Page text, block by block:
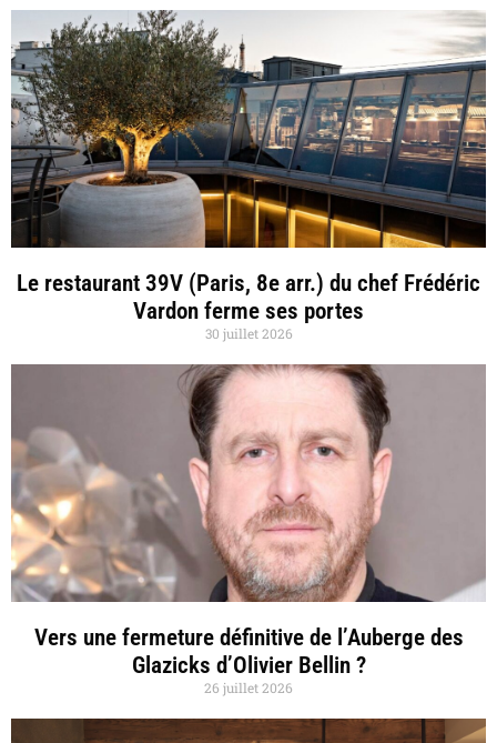
Le restaurant 39V (Paris, 8e arr.) du chef Frédéric
Vardon ferme ses portes
30 juillet 2026
Vers une fermeture définitive de l’Auberge des
Glazicks d’Olivier Bellin ?
26 juillet 2026